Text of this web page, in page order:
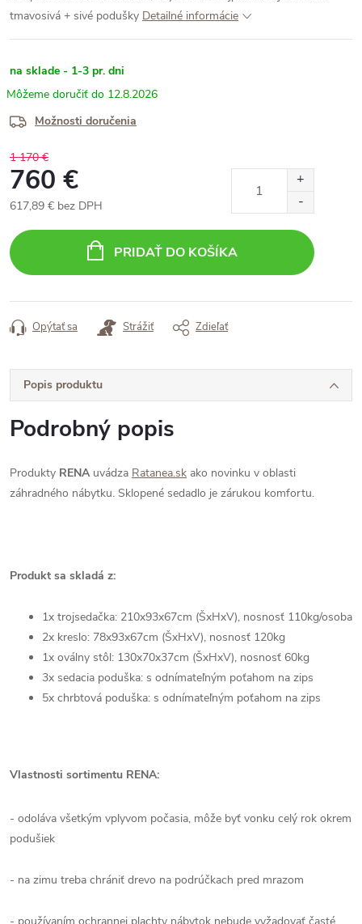
tmavosivá + sivé podušky Detailné informácie
na sklade - 1-3 pr. dni
12.8.2026
Možnosti doručenia
1 170 €
760 €
617,89 € bez DPH
cena:
PRIDAŤ DO KOŠÍKA
Opýtať sa Strážiť Zdieľať
Popis produktu
Podrobný popis
Produkty RENA uvádza Ratanea.sk ako novinku v oblasti
záhradného nábytku. Sklopené sedadlo je zárukou komfortu.
Produkt sa skladá z:
1x trojsedačka: 210x93x67cm (ŠxHxV), nosnosť 110kg/osoba
2x kreslo: 78x93x67cm (ŠxHxV), nosnosť 120kg
1x oválny stôl: 130x70x37cm (ŠxHxV), nosnosť 60kg
3x sedacia poduška: s odnímateľným poťahom na zips
5x chrbtová poduška: s odnímateľným poťahom na zips
Vlastnosti sortimentu RENA:
- odoláva všetkým vplyvom počasia, môže byť vonku celý rok okrem
podušiek
- na zimu treba chrániť drevo na podrúčkach pred mrazom